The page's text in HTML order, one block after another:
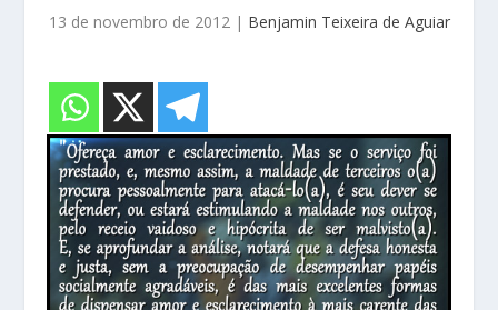
13 de novembro de 2012 | Benjamin Teixeira de Aguiar